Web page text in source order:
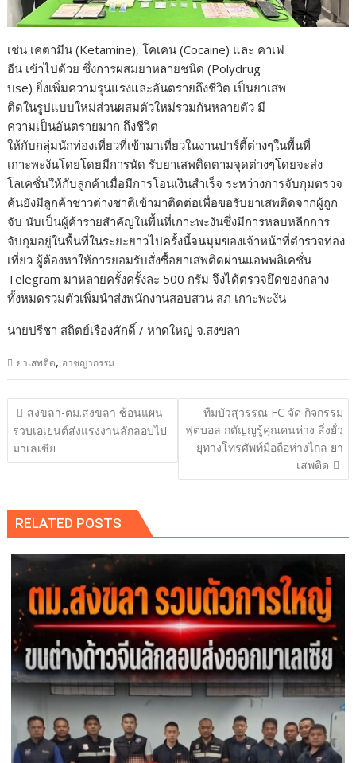
เช่น เคตามีน (Ketamine), โคเคน (Cocaine) และ คาเฟ
อีน เข้าไปด้วย ซึ่งการผสมยาหลายชนิด (Polydrug
บse) ยิ่งเพิ่มความรุนแรงและอันตรายถึงชีวิต เป็นยาเสพ
ติดในรูปแบบใหม่ส่วนผสมตัวใหม่รวมกันหลายตัว มี
ความเป็นอันตรายมาก ถึงชีวิต
ให้กับกลุ่มนักท่องเที่ยวที่เข้ามาเที่ยวในงานปาร์ตี้ต่างๆในพื้นที่
เกาะพะงันโดยโดยมีการนัด รับยาเสพติดตามจุดต่างๆโดยจะส่ง
โลเคชั่นให้กับลูกค้าเมื่อมีการโอนเงินสำเร็จ ระหว่างการจับกุมตรวจ
ค้นยังมีลูกค้าชาวต่างชาติเข้ามาติดต่อเพื่อขอรับยาเสพติดจากผู้ถูก
จับ นับเป็นผู้ค้ารายสำคัญในพื้นที่เกาะพะงันซึ่งมีการหลบหลีกการ
จับกุมอยู่ในพื้นที่ในระยะยาวไปครั้งนี้จนมุมของเจ้าหน้าที่ตำรวจท่อง
เที่ยว ผู้ต้องหาให้การยอมรับสั่งซื้อยาเสพติดผ่านแอพพลิเคชั่น
Telegram มาหลายครั้งครั้งละ 500 กรัม จึงได้ตรวจยึดของกลาง
ทั้งหมดรวมตัวเพิ่มนำส่งพนักงานสอบสวน สภ เกาะพะงัน
นายปรีชา สถิตย์เรืองศักดิ์ / หาดใหญ่ จ.สงขลา
ยาเสพติด, อาชญากรรม
แนะแนว
เรื่อง
สงขลา-ตม.สงขลา ซ้อนแผน
รวบเอเยนต์ส่งแรงงานลักลอบไป
มาเลเซีย
ทืมบัวสุวรรณ FC จัด กิจกรรม
ฟุตบอล กตัญญูรู้คุณคนห่าง สิ่งยั่ว
ยุทางโทรศัพท์มือถือห่างไกล ยา
เสพติด
RELATED POSTS